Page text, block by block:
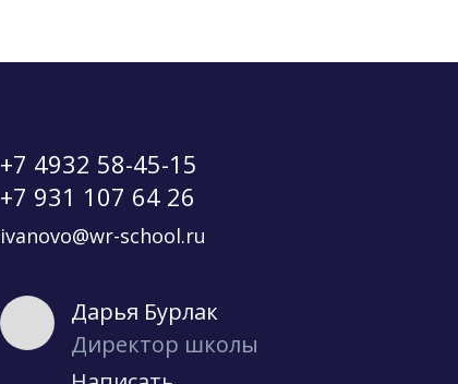
+7 4932 58-45-15
+7 931 107 64 26
ivanovo@wr-school.ru
Дарья Бурлак
Директор школы